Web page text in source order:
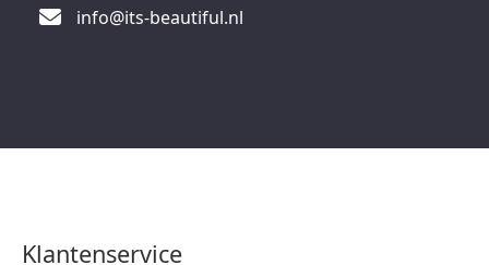
info@its-beautiful.nl
Klantenservice